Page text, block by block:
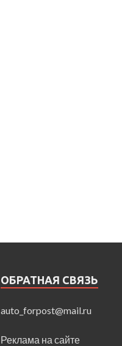
ОБРАТНАЯ СВЯЗЬ
auto_forpost@mail.ru
Реклама на сайте